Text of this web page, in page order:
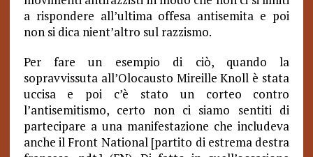
a rispondere all’ultima offesa antisemita e poi
non si dica nient’altro sul razzismo.
Per fare un esempio di ciò, quando la
sopravvissuta all’Olocausto Mireille Knoll è stata
uccisa e poi c’è stato un corteo contro
l’antisemitismo, certo non ci siamo sentiti di
partecipare a una manifestazione che includeva
anche il Front National [partito di estrema destra